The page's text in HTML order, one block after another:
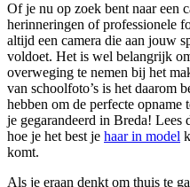
Of je nu op zoek bent naar een
herinneringen of professionele
altijd een camera die aan jouw
voldoet. Het is wel belangrijk
overweging te nemen bij het
van schoolfoto’s is het daarom
hebben om de perfecte
je gegarandeerd in Breda!
hoe je het best je haar in model
komt.
Als je eraan denkt om thuis te